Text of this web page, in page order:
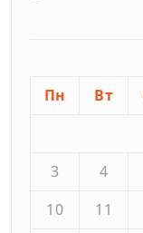
Пн Вт
3
4
10
11